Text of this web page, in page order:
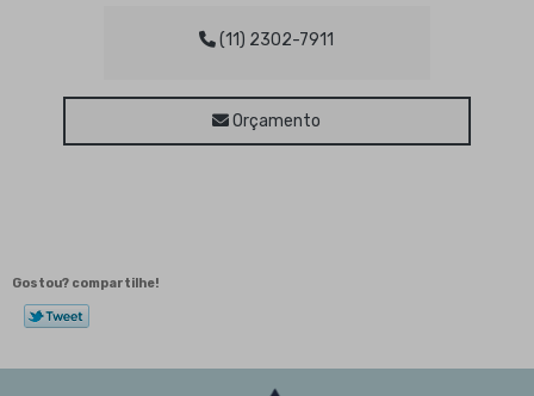
Barra de Ferro Tipo Tee: Guia Completo para
Barra Sextavada de Aço é Ideal para Projetos
Estruturais e Mecânicos
Barra Sextavada de Aço para Projetos Estruturais
Barra Sextavada: Como Escolher e Utilizar Esse
Material em Projetos
Material em Seus Projetos
(11) 2302-7911
Orçamento
Gostou? compartilhe!